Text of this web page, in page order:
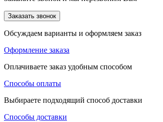
Заказать звонок
Обсуждаем варианты и оформляем заказ
Оформление заказа
Оплачиваете заказ удобным способом
Способы оплаты
Выбираете подходящий способ доставки
Способы доставки